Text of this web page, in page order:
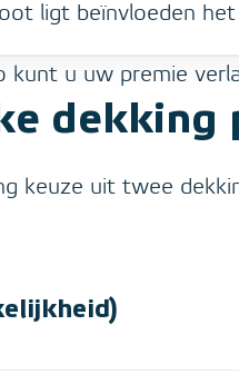
ligt beïnvloeden het
kunt u uw premie
dekking
keuze uit twee